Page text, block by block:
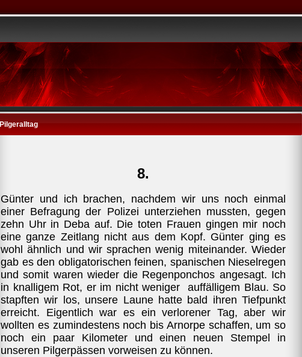
Pilgeralltag
8.
Günter und ich brachen, nachdem wir uns noch einmal
einer Befragung der Polizei unterziehen mussten, gegen
zehn Uhr in Deba auf. Die toten Frauen gingen mir noch
eine ganze Zeitlang nicht aus dem Kopf. Günter ging es
wohl ähnlich und wir sprachen wenig miteinander. Wieder
gab es den obligatorischen feinen, spanischen Nieselregen
und somit waren wieder die Regenponchos angesagt. Ich
in knalligem Rot, er im nicht weniger
auffälligem Blau. So
stapften wir los, unsere Laune hatte bald ihren Tiefpunkt
erreicht. Eigentlich war es ein verlorener Tag, aber wir
wollten es zumindestens noch bis Arnorpe schaffen, um so
noch ein paar Kilometer und einen neuen Stempel in
unseren Pilgerpässen vorweisen zu können.